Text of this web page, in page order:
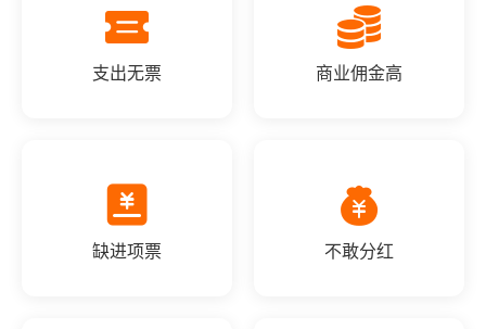
支出无票 商业佣金高
缺进项票 不敢分红